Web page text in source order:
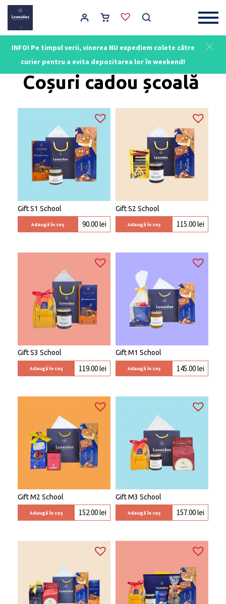
INFO! Pe timpul verii, vinerea NU expediem colete către
curier pentru a evita depozitarea lor în weekend!
Main Navigation
Coșuri cadou școală
Gift S1 School
Adaugă în coș 90.00lei
Gift S2 School
Adaugă în coș 115.00lei
Gift S3 School
Adaugă în coș 119.00lei
Gift M1 School
Adaugă în coș 145.00lei
Gift M2 School
Adaugă în coș 152.00lei
Gift M3 School
Adaugă în coș 157.00lei